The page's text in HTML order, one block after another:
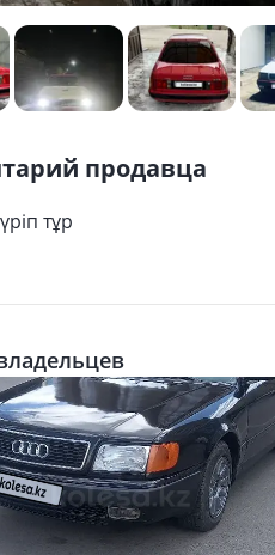
продавца
тұр